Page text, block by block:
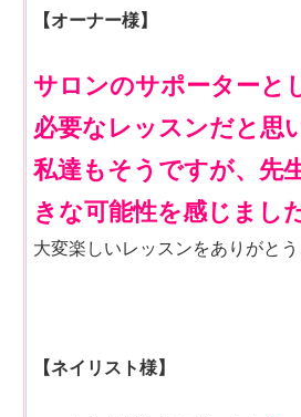
【オーナー様】
サロンのサポーターと
必要なレッスンだと思
私達もそうですが、先
きな可能性を感じまし
大変楽しいレッスンをありがと
【ネイリスト様】